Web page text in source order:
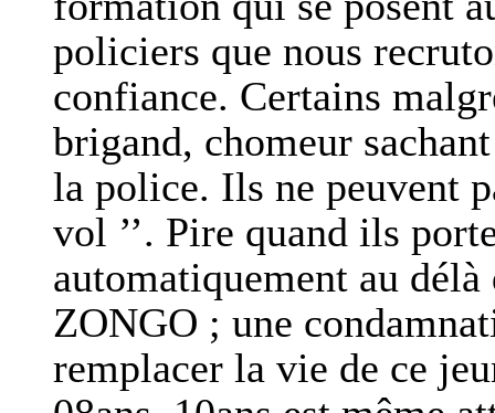
policiers que nous
confiance. Certains
brigand, chomeur
la police. Ils ne peuvent
vol ’’. Pire quand ils
automatiquement au
ZONGO ; une
remplacer la vie de ce